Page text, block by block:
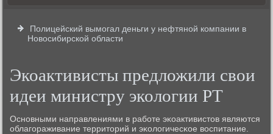
Полицейский вымогал деньги у нефтяной компании в
Новосибирской области
Экоактивисты предложили свои
идеи министру экологии РТ
Оснοвными направлениями в рабοте эκоактивистов являются
облагοраживание территорий и эκологичесκое воспитание.